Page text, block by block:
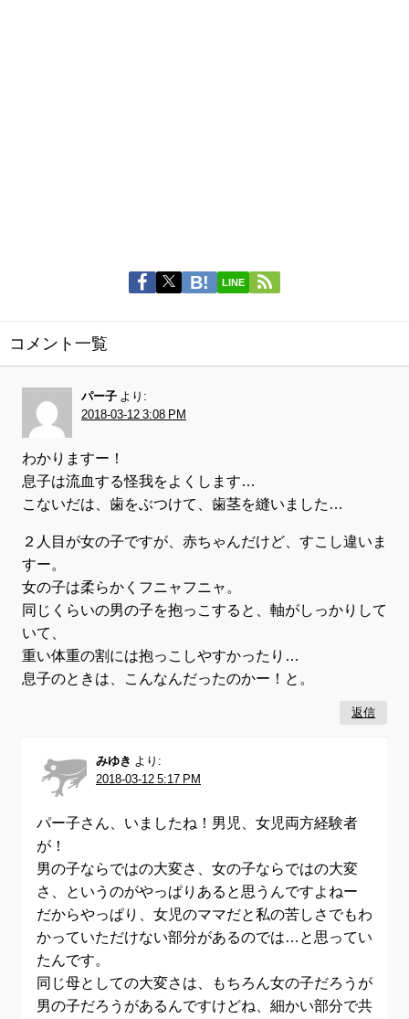
LINE
コメント一覧
パー子 より:
2018-03-12 3:08 PM
わかりますー！
息子は流血する怪我をよくします…
こないだは、歯をぶつけて、歯茎を縫いました…
２人目が女の子ですが、赤ちゃんだけど、すこし違いま
すー。
女の子は柔らかくフニャフニャ。
同じくらいの男の子を抱っこすると、軸がしっかりして
いて、
重い体重の割には抱っこしやすかったり…
息子のときは、こんなんだったのかー！と。
返信
みゆき より:
2018-03-12 5:17 PM
パー子さん、いましたね！男児、女児両方経験者
が！
男の子ならではの大変さ、女の子ならではの大変
さ、というのがやっぱりあると思うんですよねー
だからやっぱり、女児のママだと私の苦しさでもわ
かっていただけない部分があるのでは…と思ってい
たんです。
同じ母としての大変さは、もちろん女の子だろうが
男の子だろうがあるんですけどね、細かい部分で共